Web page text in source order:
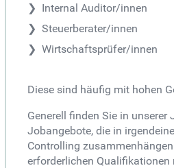
Internal Auditor/innen
Steuerberater/innen
Wirtschaftsprüfer/innen
Diese sind häufig mit hohen
Generell finden Sie in unserer
Jobangebote, die in
Controlling
erforderlichen Qualifikationen